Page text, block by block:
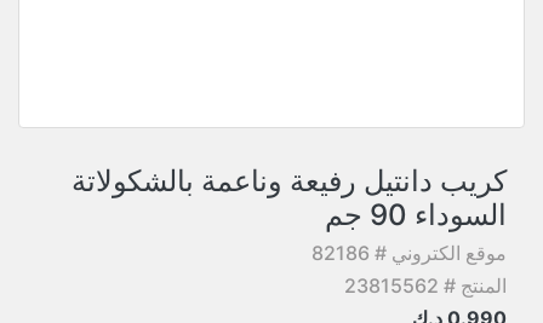
كريب دانتيل رفيعة وناعمة بالشكولاتة
السوداء 90 جم
موقع الكتروني # 82186
المنتج # 23815562
0.990 د.ك